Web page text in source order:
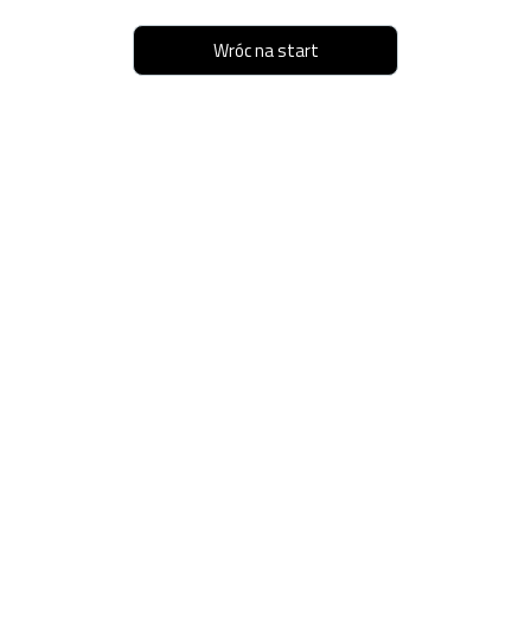
Wróc na start